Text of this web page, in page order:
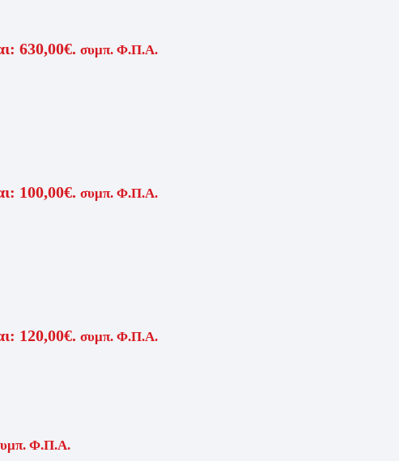
630,00€. συμπ. Φ.Π.Α.
100,00€. συμπ. Φ.Π.Α.
120,00€. συμπ. Φ.Π.Α.
Φ.Π.Α.